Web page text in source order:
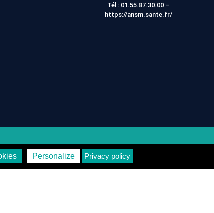
Tél : 01.55.87.30.00 –
https://ansm.sante.fr/
Vie Privée
Personalize Privacy policy